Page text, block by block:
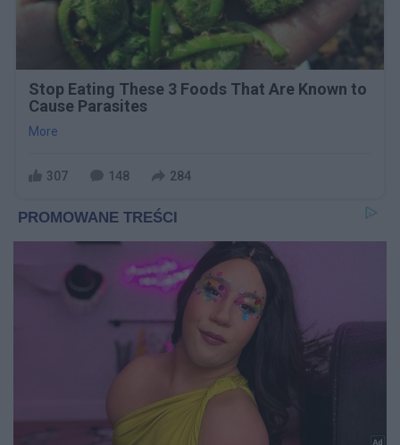
Stop Eating These 3 Foods That Are Known to
Cause Parasites
More
307 148 284